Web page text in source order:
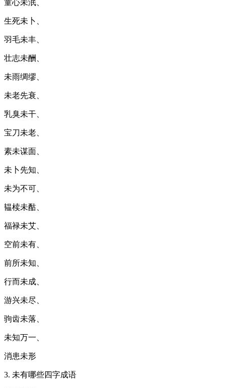
童心未泯、
生死未卜、
羽毛未丰、
壮志未酬、
未雨绸缪、
未老先衰、
乳臭未干、
宝刀未老、
素未谋面、
未卜先知、
未为不可、
韫椟未酤、
福禄未艾、
空前未有、
前所未知、
行而未成、
游兴未尽、
驹齿未落、
未知万一、
消患未形
3. 未有哪些四字成语